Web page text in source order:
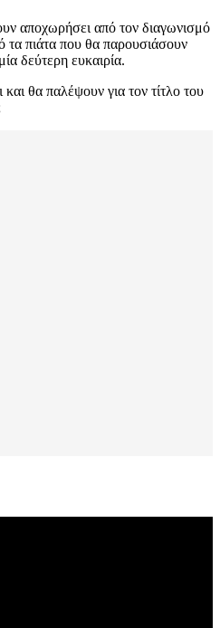
αποχωρήσει από τον διαγωνισμό
τα πιάτα που θα παρουσιάσουν
δεύτερη ευκαιρία.
και θα παλέψουν για τον τίτλο του